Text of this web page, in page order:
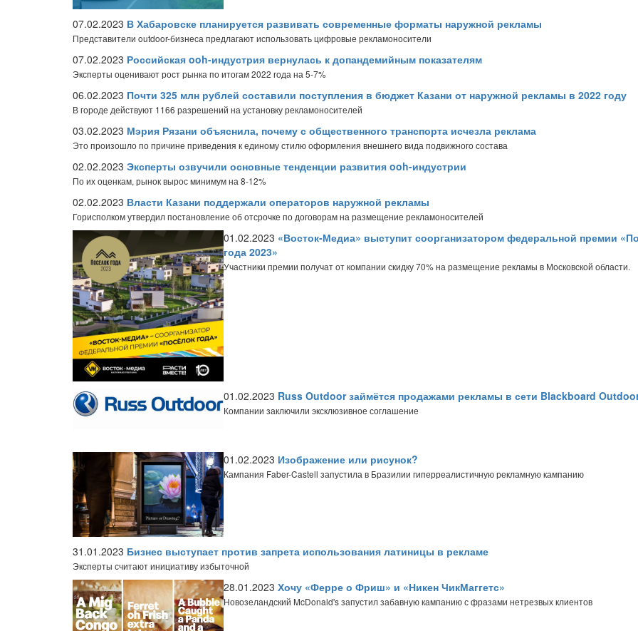
07.02.2023 В Хабаровске планируется развивать современные форматы наружной рекламы
Представители outdoor-бизнеса предлагают использовать цифровые рекламоносители
07.02.2023 Российская ooh-индустрия вернулась к допандемийным показателям
Эксперты оценивают рост рынка по итогам 2022 года на 5-7%
06.02.2023 Почти 325 млн рублей составили поступления в бюджет Казани от наружной рекламы в 2022 году
В городе действуют 1166 разрешений на установку рекламоносителей
03.02.2023 Мэрия Рязани объяснила, почему с общественного транспорта исчезла реклама
Это произошло по причине приведения к единому стилю оформления внешнего вида подвижного состава
02.02.2023 Эксперты озвучили основные тенденции развития ooh-индустрии
По их оценкам, рынок вырос минимум на 8-12%
02.02.2023 Власти Казани поддержали операторов наружной рекламы
Горисполком утвердил постановление об отсрочке по договорам на размещение рекламоносителей
01.02.2023 «Восток-Медиа» выступит соорганизатором федеральной премии
года 2023»
Участники премии получат от компании скидку 70% на размещение рекламы в Московской области.
01.02.2023 Russ Outdoor займётся продажами рекламы в сети Blackboard
Компании заключили эксклюзивное соглашение
01.02.2023 Изображение или рисунок?
Кампания Faber-Castell запустила в Бразилии гиперреалистичную рекламную кампанию
31.01.2023 Бизнес выступает против запрета использования латиницы в рекламе
Эксперты считают инициативу избыточной
28.01.2023 Хочу «Ферре о Фриш» и «Никен ЧикМаггетс»
Новозеландский McDonald's запустил забавную кампанию с фразами нетрезвых клиентов